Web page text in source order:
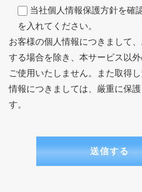
当社個人情報保護方針を確
を入れてください。
お客様の個人情報につきまして
する場合を除き、本サービス以
ご使用いたしません。また取得
情報につきましては、厳重に保
す。